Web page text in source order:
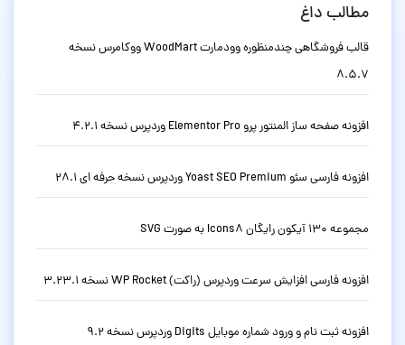
مطالب داغ
قالب فروشگاهی چندمنظوره وودمارت WoodMart ووکامرس نسخه
8.5.7
افزونه صفحه ساز المنتور پرو Elementor Pro وردپرس نسخه 4.2.1
افزونه فارسی سئو Yoast SEO Premium وردپرس نسخه حرفه ای 28.1
مجموعه 130 آیکون رایگان Icons8 به صورت SVG
افزونه فارسی افزایش سرعت وردپرس (راکت) WP Rocket نسخه 3.23.1
افزونه ثبت نام و ورود شماره موبایل Digits وردپرس نسخه 9.2